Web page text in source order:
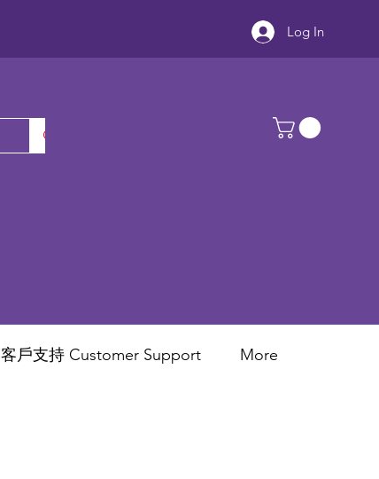
Log In
客戶支持 Customer Support More